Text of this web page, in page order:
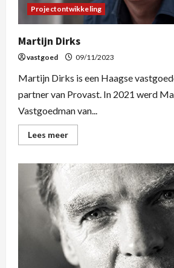
Projectontwikkeling
Martijn Dirks
vastgoed 09/11/2023
Martijn Dirks is een Haagse
partner van Provast. In 2021 werd
Vastgoedman van...
Lees meer